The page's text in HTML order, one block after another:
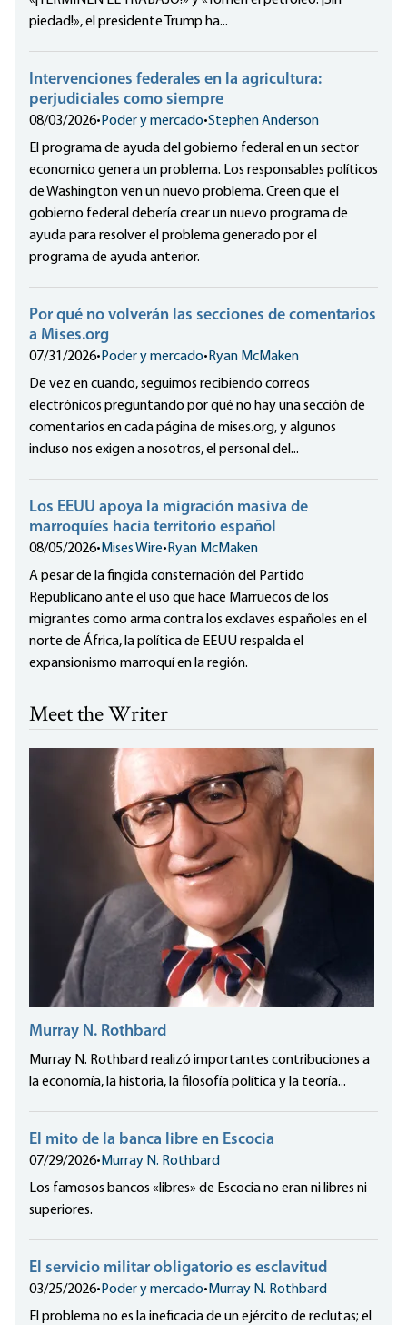
piedad!», el presidente Trump ha...
Intervenciones federales en la agricultura:
perjudiciales como siempre
08/03/2026•Poder y mercado•Stephen Anderson
El programa de ayuda del gobierno federal en un sector
economico genera un problema. Los responsables políticos
de Washington ven un nuevo problema. Creen que el
gobierno federal debería crear un nuevo programa de
ayuda para resolver el problema generado por el
programa de ayuda anterior.
Por qué no volverán las secciones de comentarios
a Mises.org
07/31/2026•Poder y mercado•Ryan McMaken
De vez en cuando, seguimos recibiendo correos
electrónicos preguntando por qué no hay una sección de
comentarios en cada página de mises.org, y algunos
incluso nos exigen a nosotros, el personal del...
Los EEUU apoya la migración masiva de
marroquíes hacia territorio español
08/05/2026• Mises Wire•Ryan McMaken
A pesar de la fingida consternación del Partido
Republicano ante el uso que hace Marruecos de los
migrantes como arma contra los exclaves españoles en el
norte de África, la política de EEUU respalda el
expansionismo marroquí en la región.
Meet the Writer
Murray N. Rothbard
Murray N. Rothbard realizó importantes contribuciones a
la economía, la historia, la filosofía política y la teoría...
El mito de la banca libre en Escocia
07/29/2026• Murray N. Rothbard
Los famosos bancos «libres» de Escocia no eran ni libres ni
superiores.
El servicio militar obligatorio es esclavitud
03/25/2026•Poder y mercado• Murray N. Rothbard
El problema no es la ineficacia de un ejército de reclutas; el